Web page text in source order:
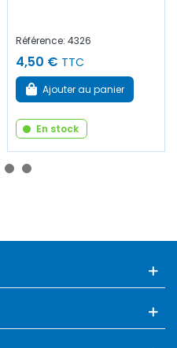
Référence: 4326
4,50 € TTC
Ajouter au panier
En stock